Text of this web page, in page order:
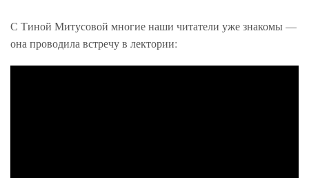
С Тиной Митусовой многие наши читатели уже знакомы —
она проводила встречу в лектории: